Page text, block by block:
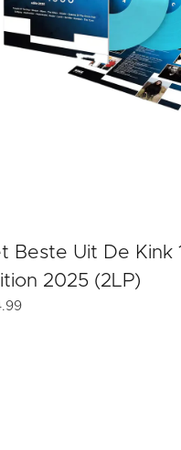
Beste Uit De Kink
2025 (2LP)